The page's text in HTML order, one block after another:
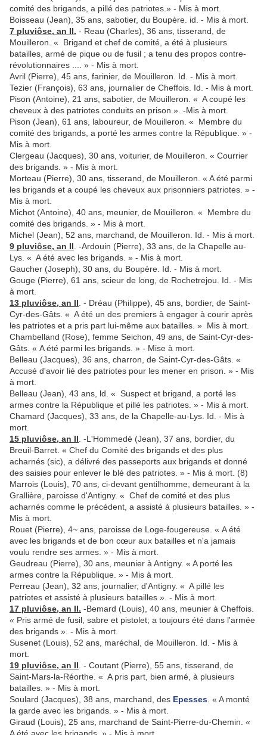
comité des brigands, a pillé des patriotes.» - Mis à mort.
Boisseau (Jean), 35 ans, sabotier, du Boupère. id. - Mis à mort.
7 pluviôse, an II. - Reau (Charles), 36 ans, tisserand, de
Mouilleron. « Brigand et chef de comité, a été à plusieurs
batailles, armé de pique ou de fusil ; a tenu des propos contre-
révolu­tionnaires .... » - Mis à mort.
Avril (Pierre), 45 ans, farinier, de Mouilleron. Id. - Mis à mort.
Tezier (François), 63 ans, journalier de Cheffois. Id. - Mis à mort.
Pison (Antoine), 21 ans, sabotier, de Mouilleron. « A coupé les
cheveux à des patriotes conduits en prison ». -Mis à mort.
Pison (Jean), 61 ans, laboureur, de Mouilleron. « Membre du
comité des brigands, a porté les armes contre la République. » -
Mis à mort.
Clergeau (Jacques), 30 ans, voiturier, de Mouilleron. « Courrier
des brigands. » - Mis à mort.
Morteau (Pierre), 30 ans, tisserand, de Mouilleron. « A été parmi
les brigands et a coupé les cheveux aux prisonniers patriotes. » -
Mis à mort.
Michot (Antoine), 40 ans, meunier, de Mouilleron. « Membre du
comité des brigands. » - Mis à mort.
Michel (Jean), 52 ans, marchand, de Mouilleron. Id. - Mis à mort.
9 pluviôse, an Il . -Ardouin (Pierre), 33 ans, de la Chapelle au-
Lys. « A été avec les brigands. » - Mis à mort.
Gaucher (Joseph), 30 ans, du Boupère. Id. - Mis à mort.
Gouge (Pierre), 61 ans, scieur de long, de Rochetrejou. Id. - Mis
à mort.
13 pluviôse, an II . - Dréau (Philippe), 45 ans, bordier, de Saint-
Cyr-des-Gâts. « A été un des premiers à engager à courir après
les pa­triotes et a pris part lui-même aux batailles. » Mis à mort.
Chambelland (Rose), femme Seichon, 49 ans, de Saint-Cyr-des-
Gâts. « A été parmi les brigands. » - Mise à mort.
Belleau (Jacques), 36 ans, charron, de Saint-Cyr-des-Gâts. «
Accusé d'avoir lié des patriotes pour les mener en prison. » - Mis
à mort.
Belleau (Jean), 43 ans, ld. « Suspect et brigand, a porté les
armes contre la République et pillé les patriotes. » - Mis à mort.
Chamard (Jacques), 33 ans, de la Chapelle-au-Lys. Id. - Mis à
mort.
15 pluviôse, an II . -L'Hommedé (Jean), 37 ans, bordier, du
Breuil-Barret. « Chef du Comité des brigands et des plus
acharnés (sic), a délivré des passeports aux brigands et donné
des saisies pour enlever le blé des patriotes. » - Mis à mort. (8)
Marrois (Louis}, 70 ans, ci-devant gentilhomme, demeurant à la
Grallière, paroisse d'Antigny. « Chef de comité et des plus
acharnés comme le précédent, a assisté à plusieurs batailles. » -
Mis à mort.
Rouet (Pierre), 4~ ans, paroisse de Loge-fougereuse. « A été
avec les brigands et de bon cœur aux batailles et n'a jamais
voulu rendre ses armes. » - Mis à mort.
Geudreau (Pierre), 30 ans, meunier à Antigny. « A porté les
armes contre la République. » - Mis à mort.
Perreau (Jean), 32 ans, journalier, d'Antigny. « A pillé les
patriotes et assisté à plusieurs batailles ». - Mis à mort.
17 pluviôse, an II. -Bemard (Louis), 40 ans, meunier à Cheffois.
« Pris armé de fusil, sabre et pistolet; a toujours été dans l'armée
des brigands ». - Mis à mort.
Susenet (Louis), 52 ans, maréchal, de Mouilleron. Id. - Mis à
mort.
19 pluviôse, an II . - Coutant (Pierre), 55 ans, tisserand, de
Saint-Mars-la-Réorthe. « A pris part, bien armé, à plusieurs
batailles. » - Mis à mort.
Soulard (Jacques), 38 ans, marchand, des Epesses . « A monté
la garde avec les brigands. » - Mis à mort.
Giraud (Louis), 25 ans, marchand de Saint-Pierre-du-Chemin. «